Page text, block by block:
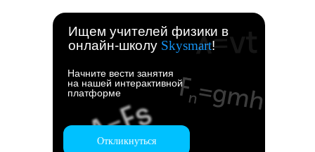
Ищем учителей физики в
онлайн-школу Skysmart!
Начните вести занятия
на нашей интерактивной
платформе
Откликнуться